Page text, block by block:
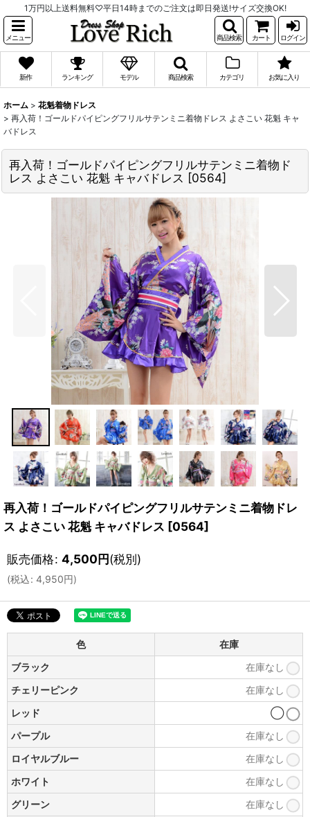
1万円以上送料無料♡平日14時までのご注文は即日発送!サイズ交換OK!
メニュー 商品検索 カート ログイン
新作 ランキング モデル 商品検索 カテゴリ お気に入り
ホーム > 花魁着物ドレス
> 再入荷！ゴールドパイピングフリルサテンミニ着物ドレス よさこい 花魁 キャ
バドレス
再入荷！ゴールドパイピングフリルサテンミニ着物ド
レス よさこい 花魁 キャバドレス [0564]
再入荷！ゴールドパイピングフリルサテンミニ着物ドレ
ス よさこい 花魁 キャバドレス [0564]
販売価格: 4,500円(税別)
(税込: 4,950円)
色
在庫
ブラック
在庫なし
チェリーピンク
在庫なし
レッド
◯
パープル
在庫なし
ロイヤルブルー
在庫なし
ホワイト
在庫なし
グリーン
在庫なし